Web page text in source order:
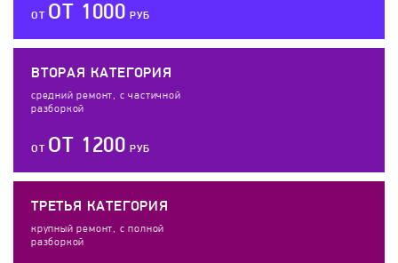
ОТ ОТ 1000 РУБ
ВТОРАЯ КАТЕГОРИЯ
средний ремонт, с частичной
разборкой
ОТ ОТ 1200 РУБ
ТРЕТЬЯ КАТЕГОРИЯ
крупный ремонт, с полной
разборкой